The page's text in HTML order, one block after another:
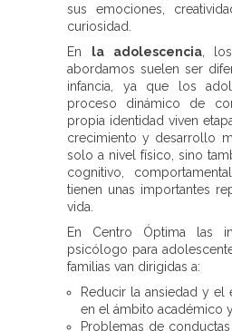
sus emociones,
curiosidad.
En
la adolescencia,
abordamos suelen ser
infancia, ya que los
proceso dinámico de
propia identidad viven
crecimiento y desarrollo
solo a nivel físico, sino
cognitivo,
tienen unas importantes
vida.
En Centro Óptima las
psicólogo para
familias van dirigidas a:
Reducir la ansiedad y el
en el ámbito académico
Problemas de